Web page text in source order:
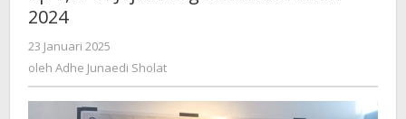
Jejak
Pergerakan
2024
23 Januari 2025
Adhe
oleh Adhe Junaedi Sholat